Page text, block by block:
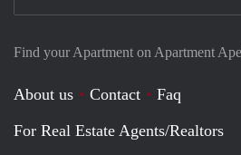
Find your Apartment on Apartment
About us Contact
Faq
For Real Estate Agents/Realtors